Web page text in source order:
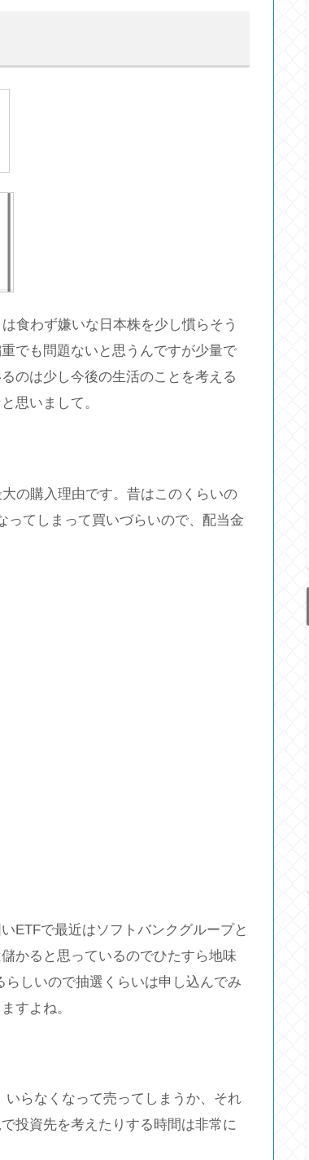
食わず嫌いな日本株を少し慣らそう
でも問題ないと思うんですが少量で
のは少し今後の生活のことを考える
思いまして。
の購入理由です。昔はこのくらいの
ってしまって買いづらいので、配当金
ETFで最近はソフトバンクグループと
かると思っているのでひたすら地味
しいので抽選くらいは申し込んでみ
すよね。
らなくなって売ってしまうか、それ
投資先を考えたりする時間は非常に